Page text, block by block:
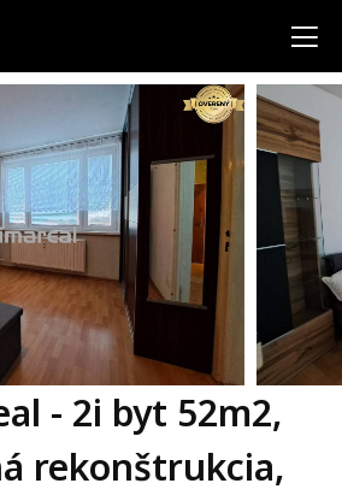
- 2i byt 52m2,
rekonštrukcia,